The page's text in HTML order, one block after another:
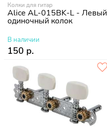
Колки для гитар
Alice AL-015BK-L - Левый
одиночный колок
В наличии
150 р.